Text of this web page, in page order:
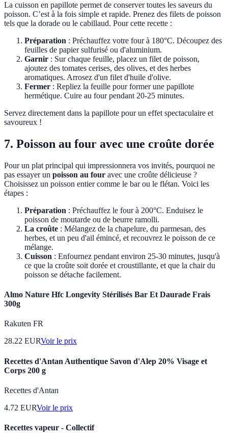
La cuisson en papillote permet de conserver toutes les saveurs du
poisson. C’est à la fois simple et rapide. Prenez des filets de poisson
tels que la dorade ou le cabillaud. Pour cette recette :
Préparation : Préchauffez votre four à 180°C. Découpez des
feuilles de papier sulfurisé ou d'aluminium.
Garnir : Sur chaque feuille, placez un filet de poisson,
ajoutez des tomates cerises, des olives, et des herbes
aromatiques. Arrosez d'un filet d'huile d'olive.
Fermer : Repliez la feuille pour former une papillote
hermétique. Cuire au four pendant 20-25 minutes.
Servez directement dans la papillote pour un effet spectaculaire et
savoureux !
7. Poisson au four avec une croûte dorée
Pour un plat principal qui impressionnera vos invités, pourquoi ne
pas essayer un poisson au four avec une croûte délicieuse ?
Choisissez un poisson entier comme le bar ou le flétan. Voici les
étapes :
Préparation : Préchauffez le four à 200°C. Enduisez le
poisson de moutarde ou de beurre ramolli.
La croûte : Mélangez de la chapelure, du parmesan, des
herbes, et un peu d'ail émincé, et recouvrez le poisson de ce
mélange.
Cuisson : Enfournez pendant environ 25-30 minutes, jusqu'à
ce que la croûte soit dorée et croustillante, et que la chair du
poisson se détache facilement.
Almo Nature Hfc Longevity Stérilisés Bar Et Daurade Frais
300g
Rakuten FR
28.22 EURVoir le prix
Recettes d'Antan Authentique Savon d'Alep 20% Visage et
Corps 200 g
Recettes d'Antan
4.72 EURVoir le prix
Recettes vapeur - Collectif